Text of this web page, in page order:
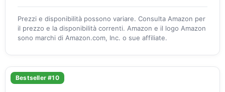
Prezzi e disponibilità possono variare. Consulta Amazon per
il prezzo e la disponibilità correnti. Amazon e il logo Amazon
sono marchi di Amazon.com, Inc. o sue affiliate.
Bestseller #10